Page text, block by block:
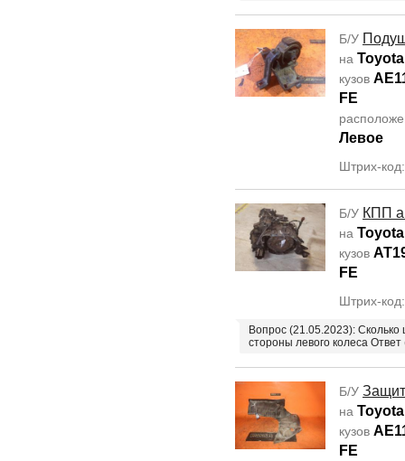
Б/У
на
кузов
FE
Левое
Штрих-
Б/У КПП
на
кузов
FE
Штрих-
Вопрос (21.05.2023):
стороны левого колеса
Б/У
на
кузов
FE